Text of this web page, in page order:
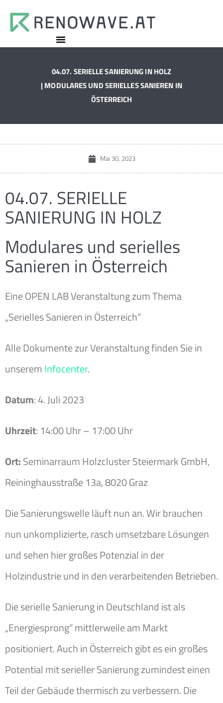
04.07. SERIELLE SANIERUNG IN HOLZ
| MODULARES UND SERIELLES SANIEREN IN
ÖSTERREICH
Mai 30, 2023
04.07. SERIELLE
SANIERUNG IN HOLZ
Modulares und serielles
Sanieren in Österreich
Eine OPEN LAB Veranstaltung zum Thema
„Serielles Sanieren in Österreich“
Alle Dokumente zur Veranstaltung finden Sie in
unseremInfocenter.
Datum: 4. Juli 2023
Uhrzeit: 14:00 Uhr – 17:00 Uhr
Ort:Seminarraum Holzcluster Steiermark GmbH,
Reininghausstraße 13a, 8020 Graz
Die Sanierungswelle läuft nun an. Wir brauchen
nun unkomplizierte, rasch umsetzbare Lösungen
und sehen hier großes Potenzial in der
Holzindustrie und in den verarbeitenden Betrieben.
Die serielle Sanierung in Deutschland ist als
„Energiesprong“ mittlerweile am Markt
positioniert. Auch in Österreich gibt es ein großes
Potential mit serieller Sanierung zumindest einen
Teil der Gebäude thermisch zu verbessern. Die